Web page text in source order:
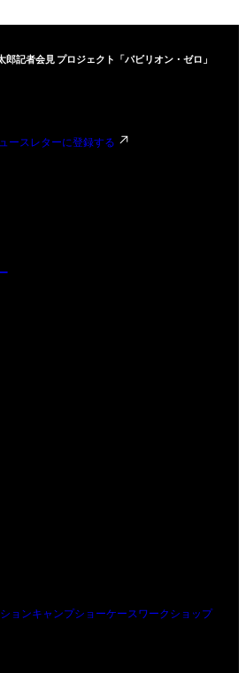
郎記者会見 プロジェクト「パビリオン・ゼロ」
ースレターに登録する
ョンキャンプショーケースワークショップ